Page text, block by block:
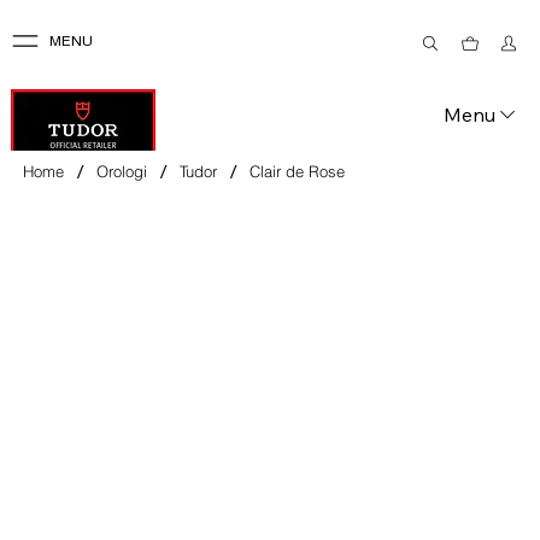
MENU
Menu
Home / Orologi / Tudor / Clair de Rose